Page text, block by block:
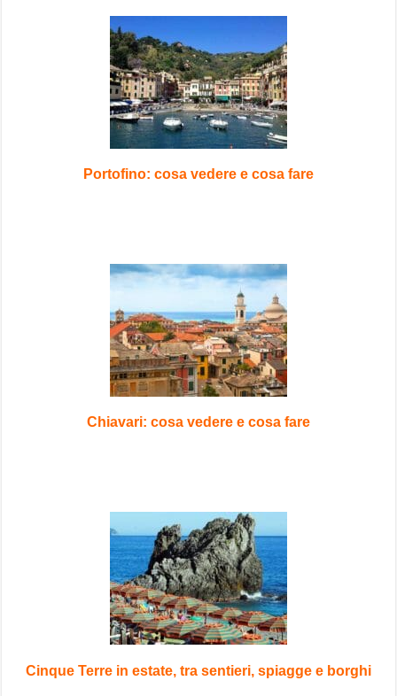
Portofino: cosa vedere e cosa fare
Chiavari: cosa vedere e cosa fare
Cinque Terre in estate, tra sentieri, spiagge e borghi